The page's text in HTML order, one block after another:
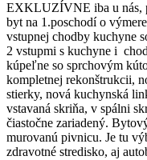
EXKLUZÍVNE iba u nás,
byt na 1.poschodí o
vstupnej chodby kuchyne
2 vstupmi s kuchyne i
kúpeľne so sprchovým
kompletnej rekonštrukcii,
stierky, nová kuchynská
vstavaná skriňa, v spálni
čiastočne zariadený.
murovanú pivnicu. Je tu
zdravotné stredisko, aj